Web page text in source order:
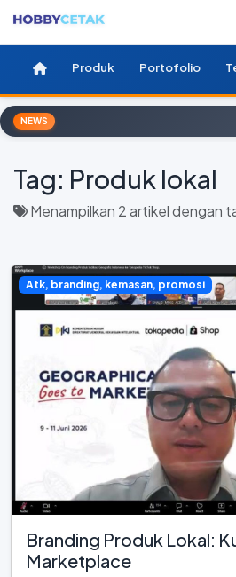
Produk Portofolio
NEWS
Tag: Produk lokal
Menampilkan 2 artikel dengan
Atk, branding, kemasan, promosi
Branding Produk Lokal:
Marketplace